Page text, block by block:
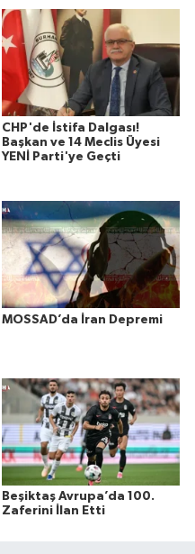
CHP'de İstifa Dalgası!
Başkan ve 14 Meclis Üyesi
YENİ Parti'ye Geçti
MOSSAD’da İran Depremi
Beşiktaş Avrupa’da 100.
Zaferini İlan Etti